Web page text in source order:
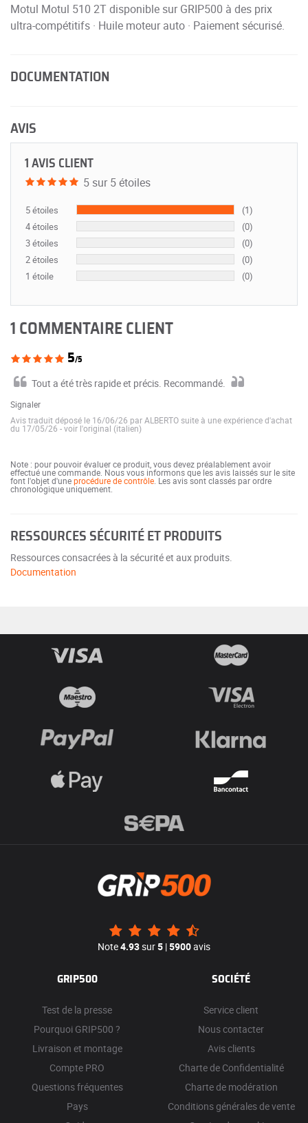
Motul Motul 510 2T disponible sur GRIP500 à des prix
ultra-compétitifs · Huile moteur auto · Paiement sécurisé.
DOCUMENTATION
AVIS
1 AVIS CLIENT
5 sur 5 étoiles
5 étoiles
(1)
4 étoiles
(0)
3 étoiles
(0)
2 étoiles
(0)
1 étoile
(0)
1 COMMENTAIRE CLIENT
5/5
Tout a été très rapide et précis. Recommandé.
Signaler
Avis traduit déposé le 16/06/26 par ALBERTO suite à une expérience d'achat
du 17/05/26 -voir l'original (italien)
Note : pour pouvoir évaluer ce produit, vous devez préalablement avoir
effectué une commande. Nous vous informons que les avis laissés sur le site
font l'objet d'uneprocédure de contrôle . Les avis sont classés par ordre
chronologique uniquement.
RESSOURCES SÉCURITÉ ET PRODUITS
Ressources consacrées à la sécurité et aux produits.
Documentation
Note4.93sur5 |5900avis
GRIP500
Test de la presse
Pourquoi GRIP500 ?
Livraison et montage
Compte PRO
Questions fréquentes
Pays
SOCIÉTÉ
Service client
Nous contacter
Avis clients
Charte de Confidentialité
Charte de modération
Conditions générales de vente